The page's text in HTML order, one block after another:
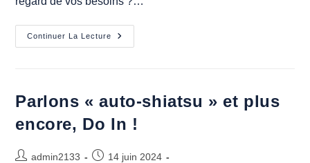
Continuer La Lecture
Les
Séances
Ont
La
À
Albi
Parlons « auto-shiatsu » et plus
encore, Do In !
Auteur/autrice
admin2133
Publication
14 juin 2024